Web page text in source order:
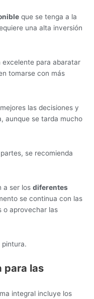
que se tenga a la
una alta inversión
excelente para abaratar
tomarse con más
las decisiones y
aunque se tarda mucho
se recomienda
a ser los diferentes
se continua con las
o aprovechar las
pintura.
para las
integral incluye los